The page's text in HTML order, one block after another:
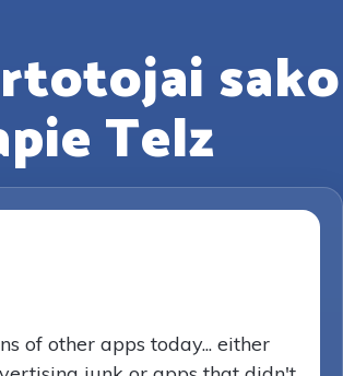
sako
Telz
of other apps today... either